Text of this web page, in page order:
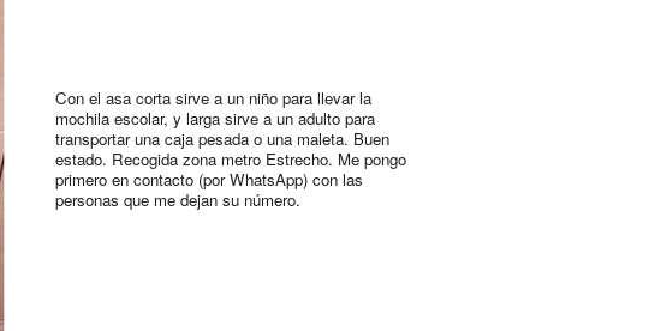
Con el asa corta sirve a un niño para llevar la
mochila escolar, y larga sirve a un adulto para
transportar una caja pesada o una maleta. Buen
estado. Recogida zona metro Estrecho. Me pongo
primero en contacto (por WhatsApp) con las
personas que me dejan su número.